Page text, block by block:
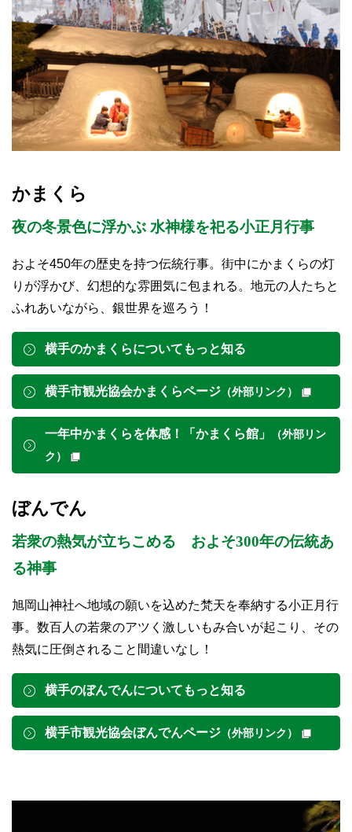
かまくら
夜の冬景色に浮かぶ 水神様を祀る小正月行事
およそ450年の歴史を持つ伝統行事。街中にかまくらの灯
りが浮かび、幻想的な雰囲気に包まれる。地元の人たちと
ふれあいながら、銀世界を巡ろう！
横手のかまくらについてもっと知る
横手市観光協会かまくらページ （外部リンク）
一年中かまくらを体感！「かまくら館」
（外部リン
ク）
ぼんでん
若衆の熱気が立ちこめる およそ300年の伝統あ
る神事
旭岡山神社へ地域の願いを込めた梵天を奉納する小正月行
事。数百人の若衆のアツく激しいもみ合いが起こり、その
熱気に圧倒されること間違いなし！
横手のぼんでんについてもっと知る
横手市観光協会ぼんでんページ （外部リンク）